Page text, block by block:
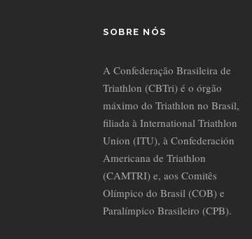
SOBRE NÓS
A Confederação Brasileira de
Triathlon (CBTri) é o órgão
máximo do Triathlon no Brasil,
filiada à International Triathlon
Union (ITU), à Confederación
Americana de Triathlon
(CAMTRI) e, aos Comitês
Olímpico do Brasil (COB) e
Paralímpico Brasileiro (CPB).